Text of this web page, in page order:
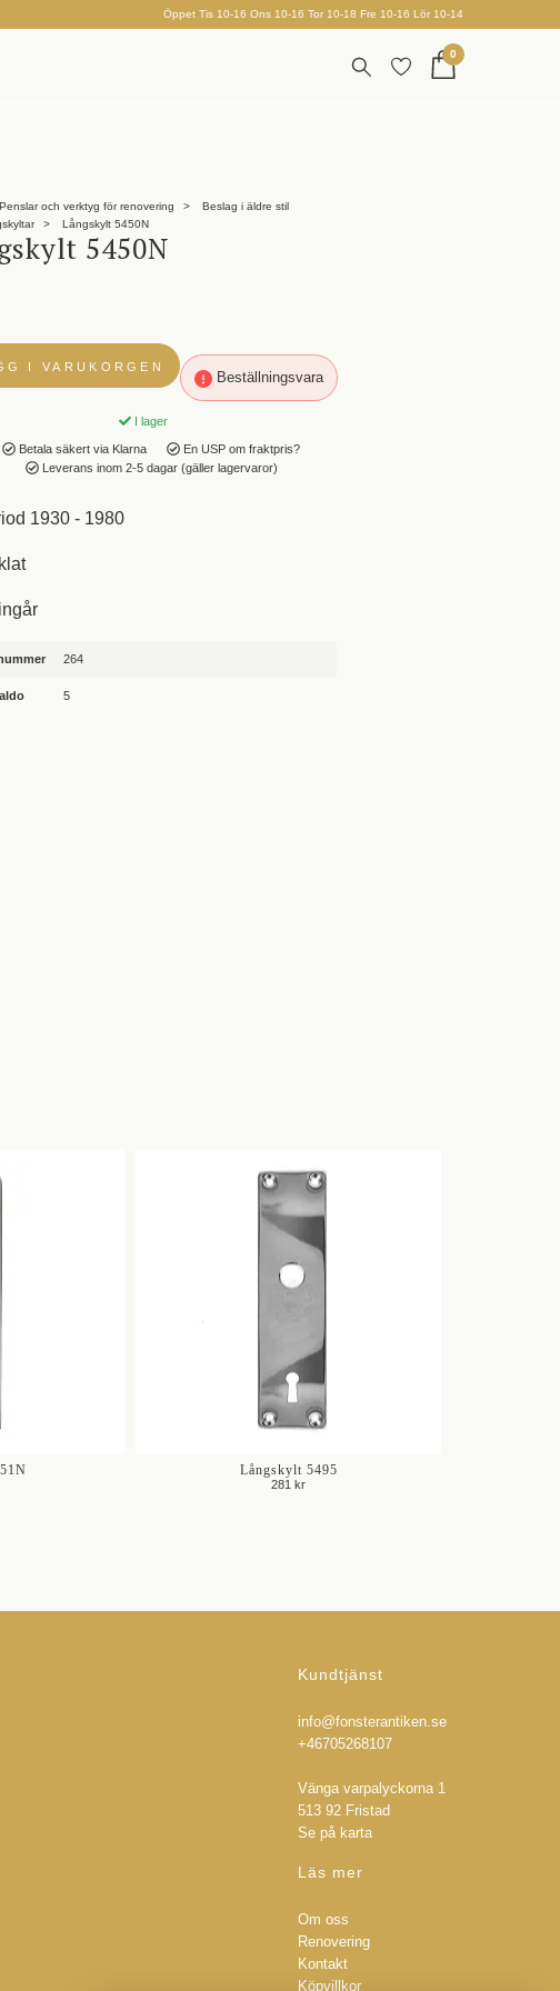
Öppet Tis 10-16 Ons 10-16 Tor 10-18 Fre 10-16 Lör 10-14
0
Penslar och verktyg för renovering
Beslag i äldre stil
Långskylt 5450N
5450N
I VARUKORGEN
Beställningsvara
I lager
Betala säkert via Klarna
En USP om fraktpris?
Leverans inom 2-5 dagar (gäller lagervaror)
1930 - 1980
264
5
Långskylt 5495
281 kr
Kundtjänst
info@fonsterantiken.se
+46705268107
Vänga varpalyckorna 1
513 92 Fristad
Se på karta
Läs mer
Om oss
Renovering
Kontakt
Köpvillkor